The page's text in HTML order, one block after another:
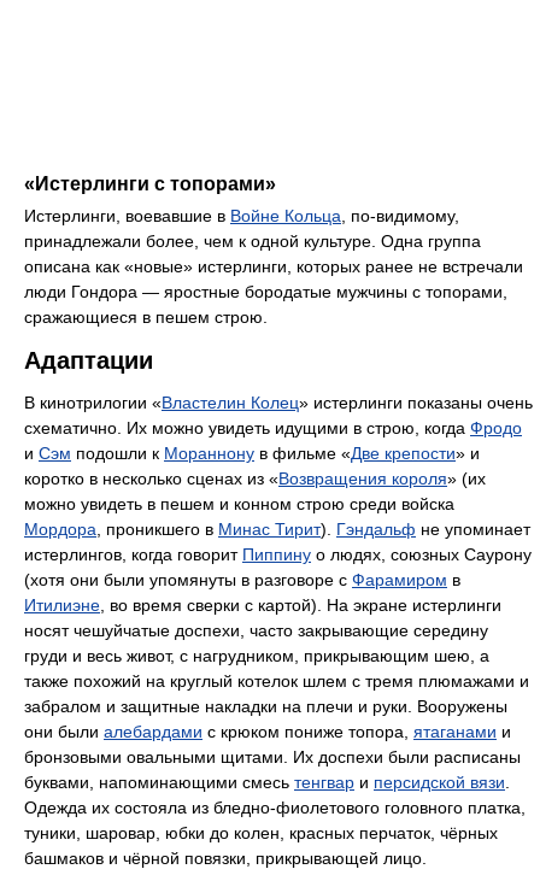
«Истерлинги с топорами»
Истерлинги, воевавшие в Войне Кольца , по-видимому,
принадлежали более, чем к одной культуре. Одна группа
описана как «новые» истерлинги, которых ранее не встречали
люди Гондора — яростные бородатые мужчины с топорами,
сражающиеся в пешем строю.
Адаптации
В кинотрилогии «Властелин Колец» истерлинги показаны очень
схематично. Их можно увидеть идущими в строю, когда Фродо
и Сэм подошли к Мораннону в фильме «Две крепости» и
коротко в несколько сценах из «Возвращения короля» (их
можно увидеть в пешем и конном строю среди войска
Мордора , проникшего в Минас Тирит). Гэндальф не упоминает
истерлингов, когда говорит Пиппину о людях, союзных Саурону
(хотя они были упомянуты в разговоре с Фарамиром в
Итилиэне , во время сверки с картой). На экране истерлинги
носят чешуйчатые доспехи, часто закрывающие середину
груди и весь живот, с нагрудником, прикрывающим шею, а
также похожий на круглый котелок шлем с тремя плюмажами и
забралом и защитные накладки на плечи и руки. Вооружены
они были алебардами с крюком пониже топора, ятаганами и
бронзовыми овальными щитами. Их доспехи были расписаны
буквами, напоминающими смесь тенгвар и персидской вязи
Одежда их состояла из бледно-фиолетового головного платка,
туники, шаровар, юбки до колен, красных перчаток, чёрных
башмаков и чёрной повязки, прикрывающей лицо.